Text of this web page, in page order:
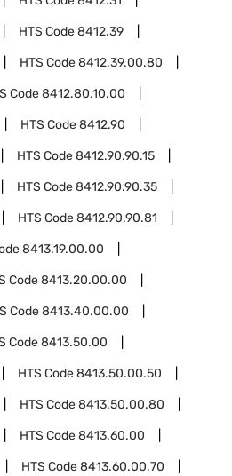
HTS Code8412.39
HTS Code8412.39.00.80
Code8412.80.10.00
HTS Code8412.90
HTS Code8412.90.90.15
HTS Code8412.90.90.35
HTS Code8412.90.90.81
8413.19.00.00
Code8413.20.00.00
Code8413.40.00.00
Code8413.50.00
HTS Code8413.50.00.50
HTS Code8413.50.00.80
HTS Code8413.60.00
HTS Code8413.60.00.70